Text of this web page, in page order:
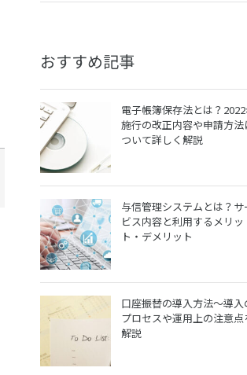
おすすめ記事
電子帳簿保存法とは？
施行の改正内容や申請方法
ついて詳しく解説
与信管理システムとは？サ
ビス内容と利用するメリッ
ト・デメリット
口座振替の導入方法～導入
プロセスや運用上の注意点
解説